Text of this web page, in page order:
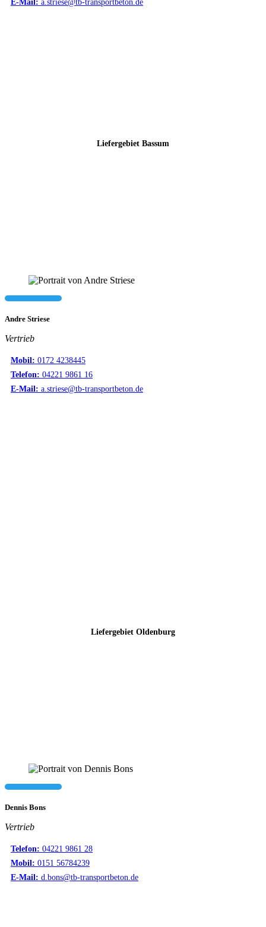
E-Mail: a.striese@tb-transportbeton.de
Liefergebiet Bassum
Andre Striese
Vertrieb
Mobil: 0172 4238445
Telefon: 04221 9861 16
E-Mail: a.striese@tb-transportbeton.de
Liefergebiet Oldenburg
Dennis Bons
Vertrieb
Telefon: 04221 9861 28
Mobil: 0151 56784239
E-Mail: d.bons@tb-transportbeton.de